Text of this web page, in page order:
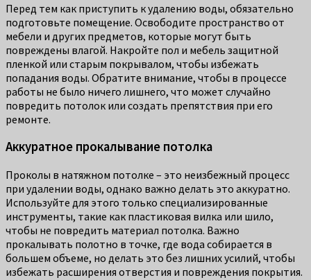
Перед тем как приступить к удалению воды, обязательно
подготовьте помещение. Освободите пространство от
мебели и других предметов, которые могут быть
повреждены влагой. Накройте пол и мебель защитной
пленкой или старым покрывалом, чтобы избежать
попадания воды. Обратите внимание, чтобы в процессе
работы не было ничего лишнего, что может случайно
повредить потолок или создать препятствия при его
ремонте.
Аккуратное прокалывание потолка
Проколы в натяжном потолке – это неизбежный процесс
при удалении воды, однако важно делать это аккуратно.
Используйте для этого только специализированные
инструменты, такие как пластиковая вилка или шило,
чтобы не повредить материал потолка. Важно
прокалывать полотно в точке, где вода собирается в
большем объеме, но делать это без лишних усилий, чтобы
избежать расширения отверстия и повреждения покрытия.